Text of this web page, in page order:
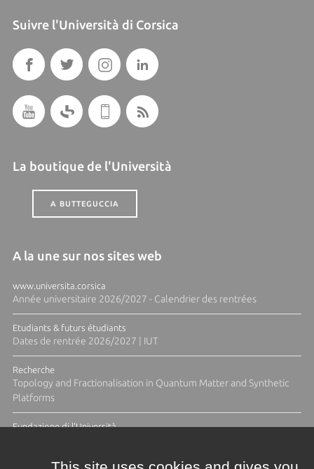
Suivre l'Università di Corsica
La boutique de l'Università
A BUTTEGUCCIA
A la une sur nos sites web
www.universita.corsica
Année universitaire 2026/2027 - Calendrier des rentrées
Etudiants & futurs étudiants
Dates de rentrée 2026/2027 | IUT
Recherche
Topology and Fractionalisation in Quantum Matter and Synthetic
Platforms
Fundazione di l'Università